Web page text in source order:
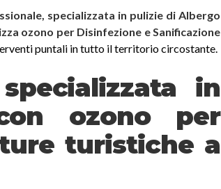
specializzata in pulizie di Albergo
ozono per Disinfezione e Sanificazione
puntali in tutto il territorio circostante.
in
ozono per
turistiche a